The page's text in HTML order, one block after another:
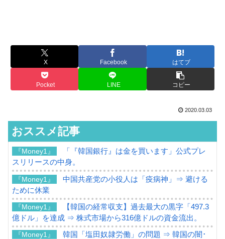
X Facebook はてブ
Pocket LINE コピー
2020.03.03
おススメ記事
『Money1』
「『韓国銀行』は金を買います」公式プレ
スリリースの中身。
『Money1』
中国共産党の小役人は「疫病神」⇒ 避ける
ために休業
『Money1』
【韓国の経常収支】過去最大の黒字「497.3
億ドル」を達成 ⇒ 株式市場から316億ドルの資金流出。
『Money1』
韓国「塩田奴隷労働」の問題 ⇒ 韓国の闇･